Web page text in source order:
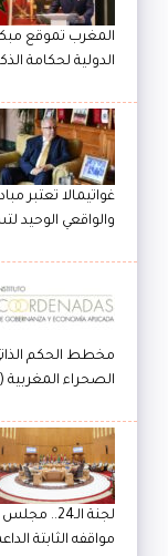
المغرب تموقع
الدولية لحكامة
غواتيمالا تعتبر
والواقعي الوحيد
مخطط الحكم
الصحراء المغربية
لجنة
مواقفه الثابتة